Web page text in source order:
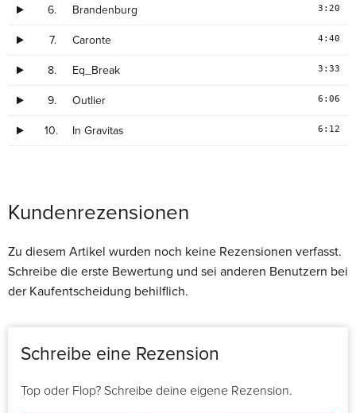
6. Brandenburg 3:20
7. Caronte 4:40
8. Eq_Break 3:33
9. Outlier 6:06
10. In Gravitas 6:12
Kundenrezensionen
Zu diesem Artikel wurden noch keine Rezensionen verfasst.
Schreibe die erste Bewertung und sei anderen Benutzern bei
der Kaufentscheidung behilflich.
Schreibe eine Rezension
Top oder Flop? Schreibe deine eigene Rezension.